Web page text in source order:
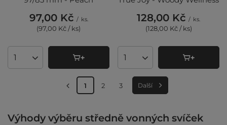
97,00 Kč / ks.
(97,00 Kč / ks)
Množství produktů
128,00 Kč / ks.
(128,00 Kč / ks)
Množství produktů
1 2 3 Další
Výhody výběru středně vonných svíček